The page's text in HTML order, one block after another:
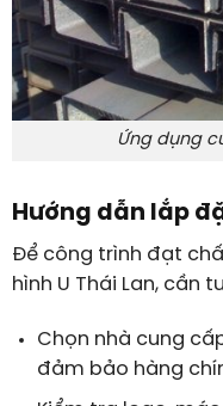
Ứng dụng
Hướng dẫn lắp
Để công trình đạt
hình U Thái Lan, cần
Chọn nhà cung
đảm bảo hàng